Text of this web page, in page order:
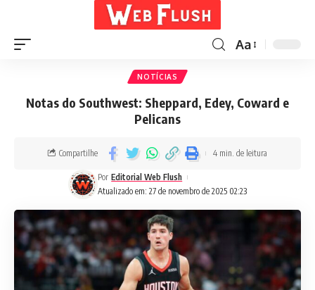
Aa
NOTÍCIAS
Notas do Southwest: Sheppard, Edey, Coward e
Pelicans
Atualizado em: 27 de novembro de 2025 02:23
Por Editorial Web Flush
Compartilhe 4 min. de leitura